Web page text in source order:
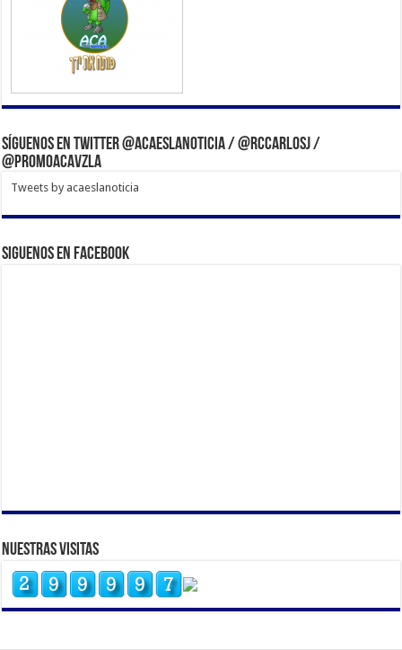
Síguenos en Twitter @acaeslanoticia / @rccarlosj /
@PromoACAVzla
Tweets by acaeslanoticia
Siguenos en Facebook
Nuestras Visitas